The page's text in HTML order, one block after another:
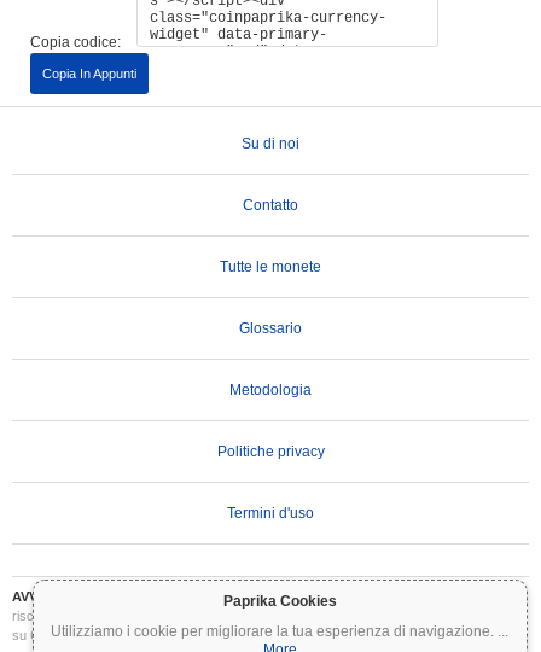
Paprika Cookies
Utilizziamo i cookie per migliorare la tua esperienza di navigazione. ...
Copia codice:
Copia In Appunti
Su di noi
Contatto
Tutte le monete
Glossario
Metodologia
Politiche privacy
Termini d'uso
AVVERTENZA IMPORTANTE:
Le criptovalute sono altamente volatili e comportano
rischi significativi. Potresti perdere parte o tutto il tuo investimento. Tutte le informazioni
su Coinpaprika sono fornite esclusivamente a scopo informativo e non costituiscono